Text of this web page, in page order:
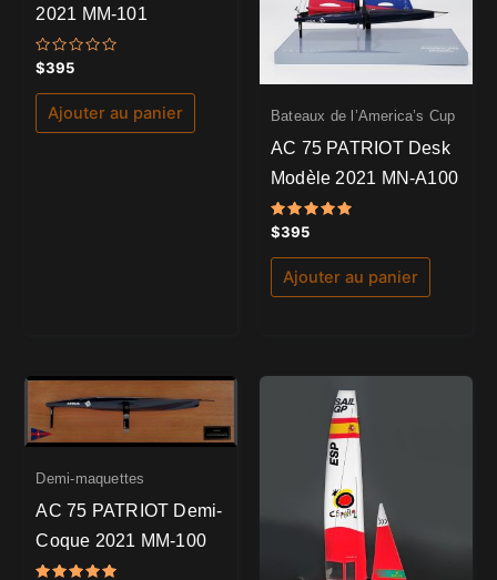
2021 MM-101
Note
0
sur
$395
Ajouter au panier Bateaux de l’America’s Cup
AC 75 PATRIOT Desk
Modèle 2021 MN-A100
Note
5.00
sur 5
$395
Ajouter au panier
Demi-maquettes
AC 75 PATRIOT Demi-
Coque 2021 MM-100